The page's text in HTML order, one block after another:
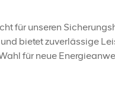
für unseren
bietet zuverlässige
für neue